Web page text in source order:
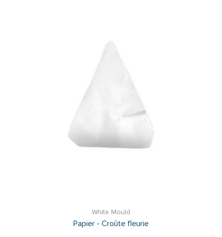
White Mould
Papier - Croûte fleurie